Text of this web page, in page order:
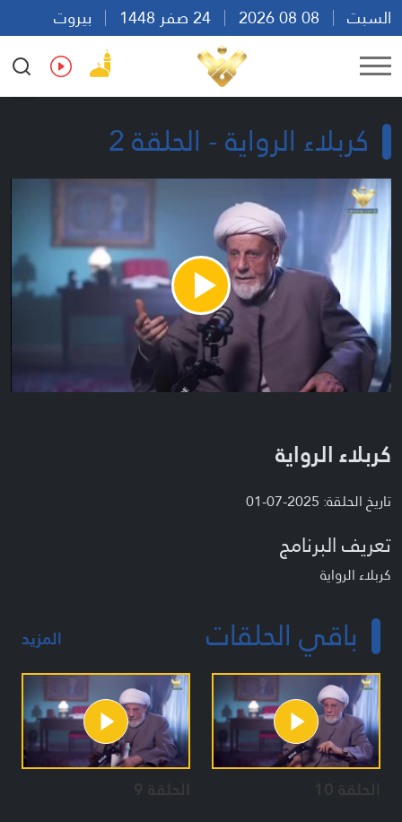
السبت
بيروت
13:40
Ar En Fr Es
كربلاء الرواية - الحلقة 2
Play
Video
كربلاء الرواية
تاريخ الحلقة: 2025-07-01
تعريف البرنامج
كربلاء الرواية
باقي الحلقات المزيد
الحلقة 10 الحلقة 9